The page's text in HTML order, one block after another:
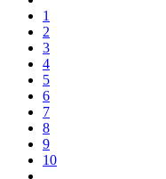
1
2
3
4
5
6
7
8
9
10